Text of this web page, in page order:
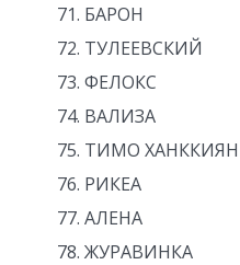
БАРОН
ТУЛЕЕВСКИЙ
ФЕЛОКС
ВАЛИЗА
ТИМО ХАНККИЯН
РИКЕА
АЛЕНА
ЖУРАВИНКА